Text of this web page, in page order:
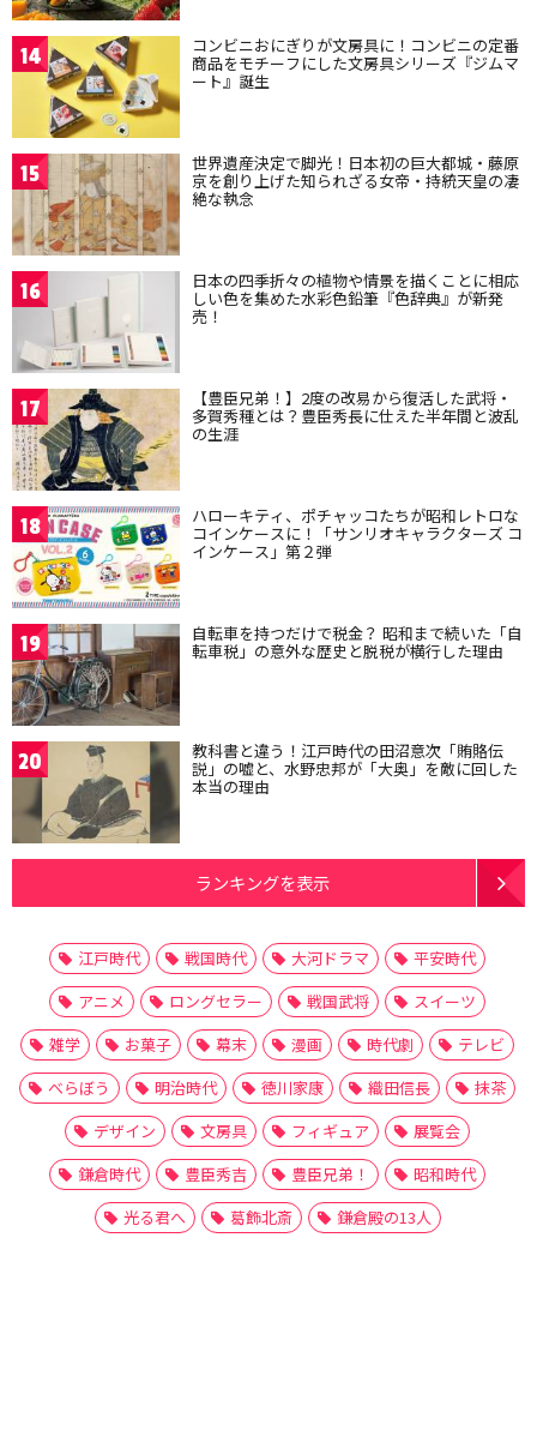
14 コンビニおにぎりが文房具に！コンビニの定番
商品をモチーフにした文房具シリーズ『ジムマ
ート』誕生
15 世界遺産決定で脚光！日本初の巨大都城・藤原
京を創り上げた知られざる女帝・持統天皇の凄
絶な執念
16 日本の四季折々の植物や情景を描くことに相応
しい色を集めた水彩色鉛筆『色辞典』が新発
売！
17 【豊臣兄弟！】2度の改易から復活した武将・
多賀秀種とは？豊臣秀長に仕えた半年間と波乱
の生涯
18 ハローキティ、ポチャッコたちが昭和レトロな
コインケースに！「サンリオキャラクターズ コ
インケース」第２弾
19 自転車を持つだけで税金？ 昭和まで続いた「自
転車税」の意外な歴史と脱税が横行した理由
20 教科書と違う！江戸時代の田沼意次「賄賂伝
説」の嘘と、水野忠邦が「大奥」を敵に回した
本当の理由
ランキングを表示
江戸時代 戦国時代 大河ドラマ
平安時代
アニメ
ロングセラー 戦国武将
スイーツ
雑学
お菓子 幕末 漫画 時代劇
テレビ
べらぼう
明治時代 徳川家康 織田信長
抹茶
デザイン
文房具 フィギュア
展覧会
鎌倉時代
豊臣秀吉 豊臣兄弟！
昭和時代
光る君へ
葛飾北斎 鎌倉殿の13人